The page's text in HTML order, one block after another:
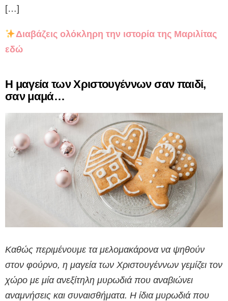
[…]
Διαβάζεις ολόκληρη την ιστορία της Μαριλίτας
εδώ
Η μαγεία των Χριστουγέννων σαν παιδί,
σαν μαμά…
Καθώς περιμένουμε τα μελομακάρονα να ψηθούν
στον φούρνο, η μαγεία των Χριστουγέννων γεμίζει τον
χώρο με μία ανεξίτηλη μυρωδιά που αναβιώνει
αναμνήσεις και συναισθήματα. H ίδια μυρωδιά που